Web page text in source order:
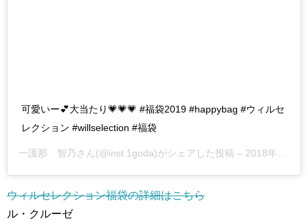
可愛いー💕大当たり💗💗💗 #福袋2019 #happybag #ウィルセ
レクション #willselection #福袋
一護那 智乃さん(@inst.1goda)がシェアした投稿 – 2018年12月月31日午後8時54分PST
ウィルセレクション福袋の詳細はこちら
ル・クルーゼ